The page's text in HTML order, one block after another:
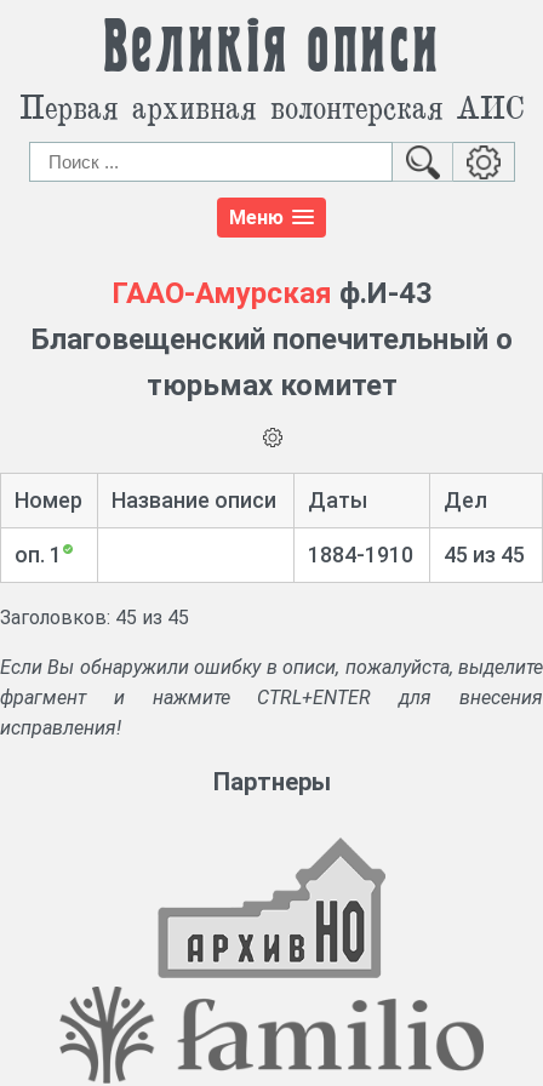
Великія описи
Первая архивная волонтерская АИС
Меню
ГААО-Амурская ф.И-43
Благовещенский попечительный о
тюрьмах комитет
Номер Название описи Даты Дел
оп. 1 1884-1910 45 из 45
Заголовков: 45 из 45
Если Вы обнаружили ошибку в описи, пожалуйста, выделите
фрагмент и нажмите CTRL+ENTER для внесения
исправления!
Партнеры